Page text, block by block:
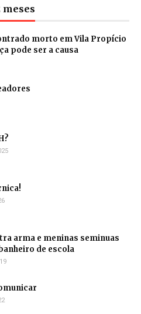
morto em Vila Propício
pode ser a causa
arma e meninas seminuas
de escola